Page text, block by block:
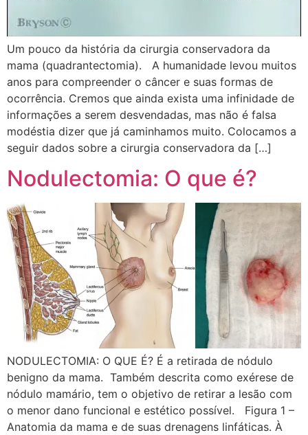
Um pouco da história da cirurgia conservadora da
mama (quadrantectomia). A humanidade levou muitos
anos para compreender o câncer e suas formas de
ocorrência. Cremos que ainda exista uma infinidade de
informações a serem desvendadas, mas não é falsa
modéstia dizer que já caminhamos muito. Colocamos a
seguir dados sobre a cirurgia conservadora da […]
Nodulectomia: O que é?
NODULECTOMIA: O QUE É? É a retirada de nódulo
benigno da mama. Também descrita como exérese de
nódulo mamário, tem o objetivo de retirar a lesão com
o menor dano funcional e estético possível. Figura 1 –
Anatomia da mama e de suas drenagens linfáticas. À